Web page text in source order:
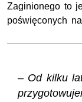
Zaginionego to
poświęconych
– Od kilku